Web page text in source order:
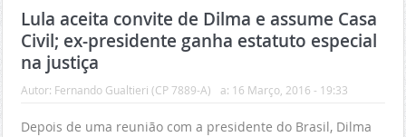
Lula aceita convite de Dilma e assume Casa
Civil; ex-presidente ganha estatuto especial
na justiça
Autor: Fernando Gualtieri (CP 7889-A) a: 16 Março, 2016 - 19:33
Depois de uma reunião com a presidente do Brasil, Dilma